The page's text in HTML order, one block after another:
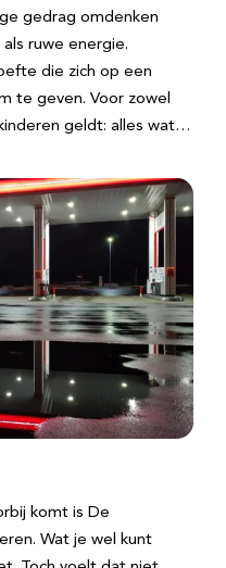
gedrag omdenken
ruwe energie.
die zich op een
te geven. Voor zowel
geldt: alles wat…
komt is De
Wat je wel kunt